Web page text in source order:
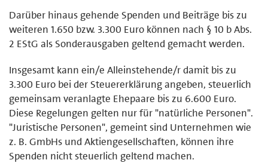
Darüber hinaus gehende Spenden und Beiträge bis zu
weiteren 1.650 bzw. 3.300 Euro können nach § 10 b Abs.
2 EStG als Sonderausgaben geltend gemacht werden.
Insgesamt kann ein/e Alleinstehende/r damit bis zu
3.300 Euro bei der Steuererklärung angeben, steuerlich
gemeinsam veranlagte Ehepaare bis zu 6.600 Euro.
Diese Regelungen gelten nur für "natürliche Personen".
"Juristische Personen", gemeint sind Unternehmen wie
z. B. GmbHs und Aktiengesellschaften, können ihre
Spenden nicht steuerlich geltend machen.